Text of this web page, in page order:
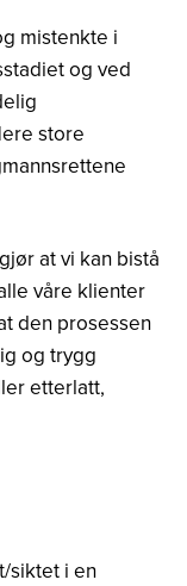
mistenkte i
og ved
store
at vi kan bistå
våre klienter
den prosessen
og trygg
etterlatt,
siktet i en